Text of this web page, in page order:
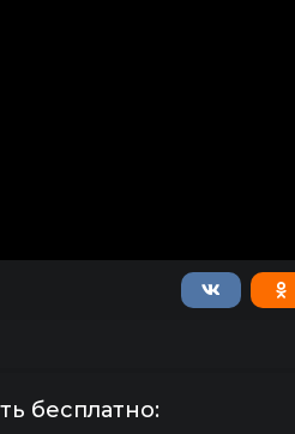
бесплатно: